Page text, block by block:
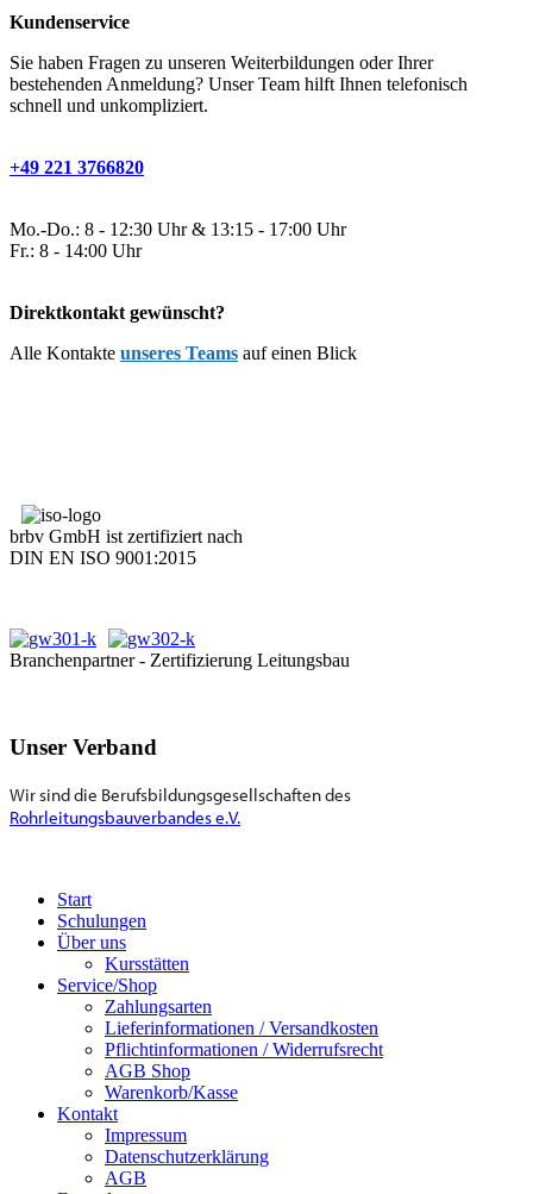
Kundenservice
Sie haben Fragen zu unseren Weiterbildungen oder Ihrer
bestehenden Anmeldung? Unser Team hilft Ihnen telefonisch
schnell und unkompliziert.
+49 221 3766820
Mo.-Do.: 8 - 12:30 Uhr & 13:15 - 17:00 Uhr
Fr.: 8 - 14:00 Uhr
Direktkontakt gewünscht?
Alle Kontakte unseres Teams auf einen Blick
brbv GmbH ist zertifiziert nach
DIN EN ISO 9001:2015
Branchenpartner - Zertifizierung Leitungsbau
Unser Verband
Wir sind die Berufsbildungsgesellschaften des
Rohrleitungsbauverbandes e.V.
Start
Schulungen
Über uns
Kursstätten
Service/Shop
Zahlungsarten
Lieferinformationen / Versandkosten
Pflichtinformationen / Widerrufsrecht
AGB Shop
Warenkorb/Kasse
Kontakt
Impressum
Datenschutzerklärung
AGB